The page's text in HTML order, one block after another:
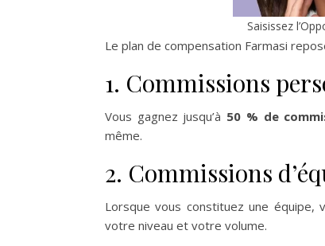
Saisissez
Le plan de compensation Farmasi
1. Commissions
Vous gagnez jusqu’à 50 % de
même.
2. Commissions
Lorsque vous constituez une
votre niveau et votre volume.